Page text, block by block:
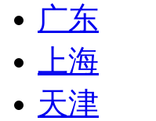
广东
上海
天津